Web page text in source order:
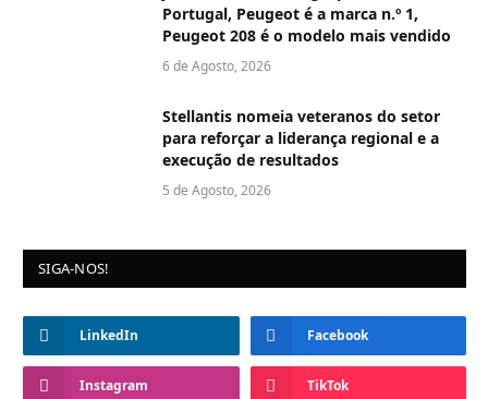
Portugal, Peugeot é a marca n.º 1,
Peugeot 208 é o modelo mais vendido
6 de Agosto, 2026
Stellantis nomeia veteranos do setor
para reforçar a liderança regional e a
execução de resultados
5 de Agosto, 2026
SIGA-NOS!
LinkedIn Facebook
Instagram TikTok